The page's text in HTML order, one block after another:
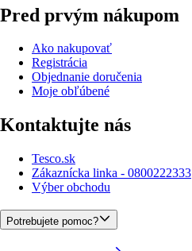
Pred prvým nákupom
Ako nakupovať
Registrácia
Objednanie doručenia
Moje obľúbené
Kontaktujte nás
Tesco.sk
Zákaznícka linka - 0800222333
Výber obchodu
Potrebujete pomoc?